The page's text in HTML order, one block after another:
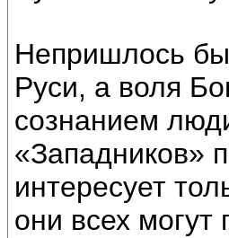
Непришлось бы
Руси, а воля
сознанием
«Западников»
интересует
они всех могут